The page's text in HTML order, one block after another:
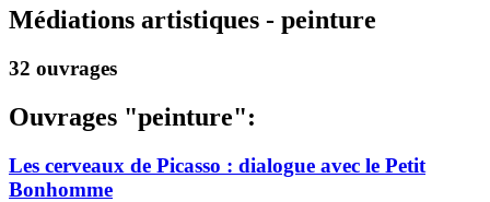
Médiations artistiques - peinture
32 ouvrages
Ouvrages "peinture":
Les cerveaux de Picasso : dialogue avec le Petit
Bonhomme